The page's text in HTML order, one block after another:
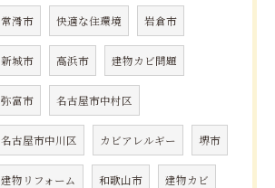
常滑市 快適な住環境 岩倉市
新城市 高浜市 建物カビ問題
弥富市 名古屋市中村区
名古屋市中川区 カビアレルギー 堺市
建物リフォーム 和歌山市 建物カビ